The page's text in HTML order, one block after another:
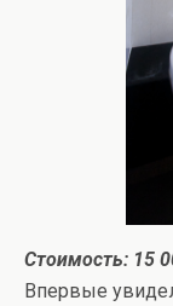
Стоимость: 15
Впервые